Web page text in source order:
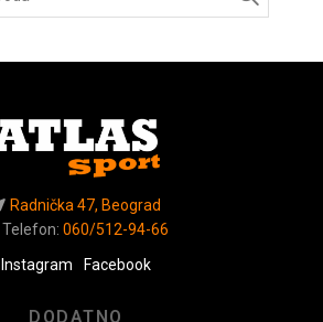
Radnička 47, Beograd
Telefon: 060/512-94-66
Instagram
Facebook
DODATNO